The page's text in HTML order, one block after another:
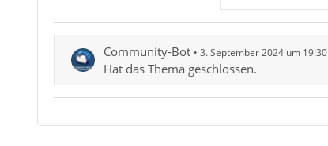
Community-Bot 3. September 2024 um 19:30
Hat das Thema geschlossen.